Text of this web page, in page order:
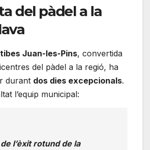
del pàdel a la
Juan-les-Pins, convertida
del pàdel a la regió, ha
durant dos dies excepcionals.
l’equip municipal:
l’èxit rotund de la